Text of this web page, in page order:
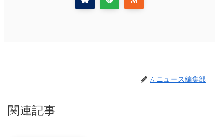
AIニュース編集部
関連記事